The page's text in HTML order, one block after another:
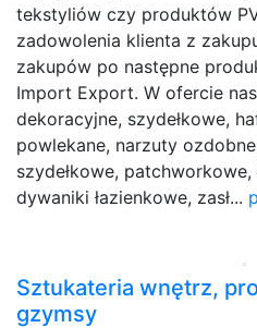
tekstyliów czy produktów
zadowolenia klienta z
zakupów po następne
Import Export. W ofercie
dekoracyjne, szydełkowe,
powlekane, narzuty
szydełkowe,
dywaniki łazienkowe, zasł...
Sztukateria wnętrz,
gzymsy